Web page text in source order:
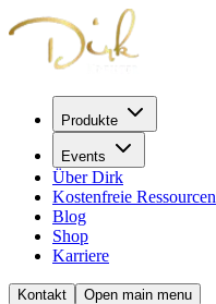
Produkte
Events
Über Dirk
Kostenfreie Ressourcen
Blog
Shop
Karriere
Kontakt Open main menu